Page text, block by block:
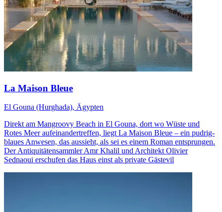
La Maison Bleue
El Gouna (Hurghada), Ägypten
Direkt am Mangroovy Beach in El Gouna, dort wo Wüste und
Rotes Meer aufeinandertreffen, liegt La Maison Bleue – ein pudrig-
blaues Anwesen, das aussieht, als sei es einem Roman entsprungen.
Der Antiquitätensammler Amr Khalil und Architekt Olivier
Sednaoui erschufen das Haus einst als private Gästevil